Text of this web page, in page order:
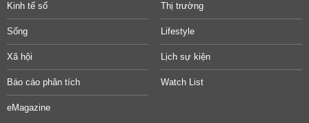
Kinh tế số Thị trường
Sống Lifestyle
Xã hội Lịch sự kiện
Báo cáo phân tích Watch List
eMagazine